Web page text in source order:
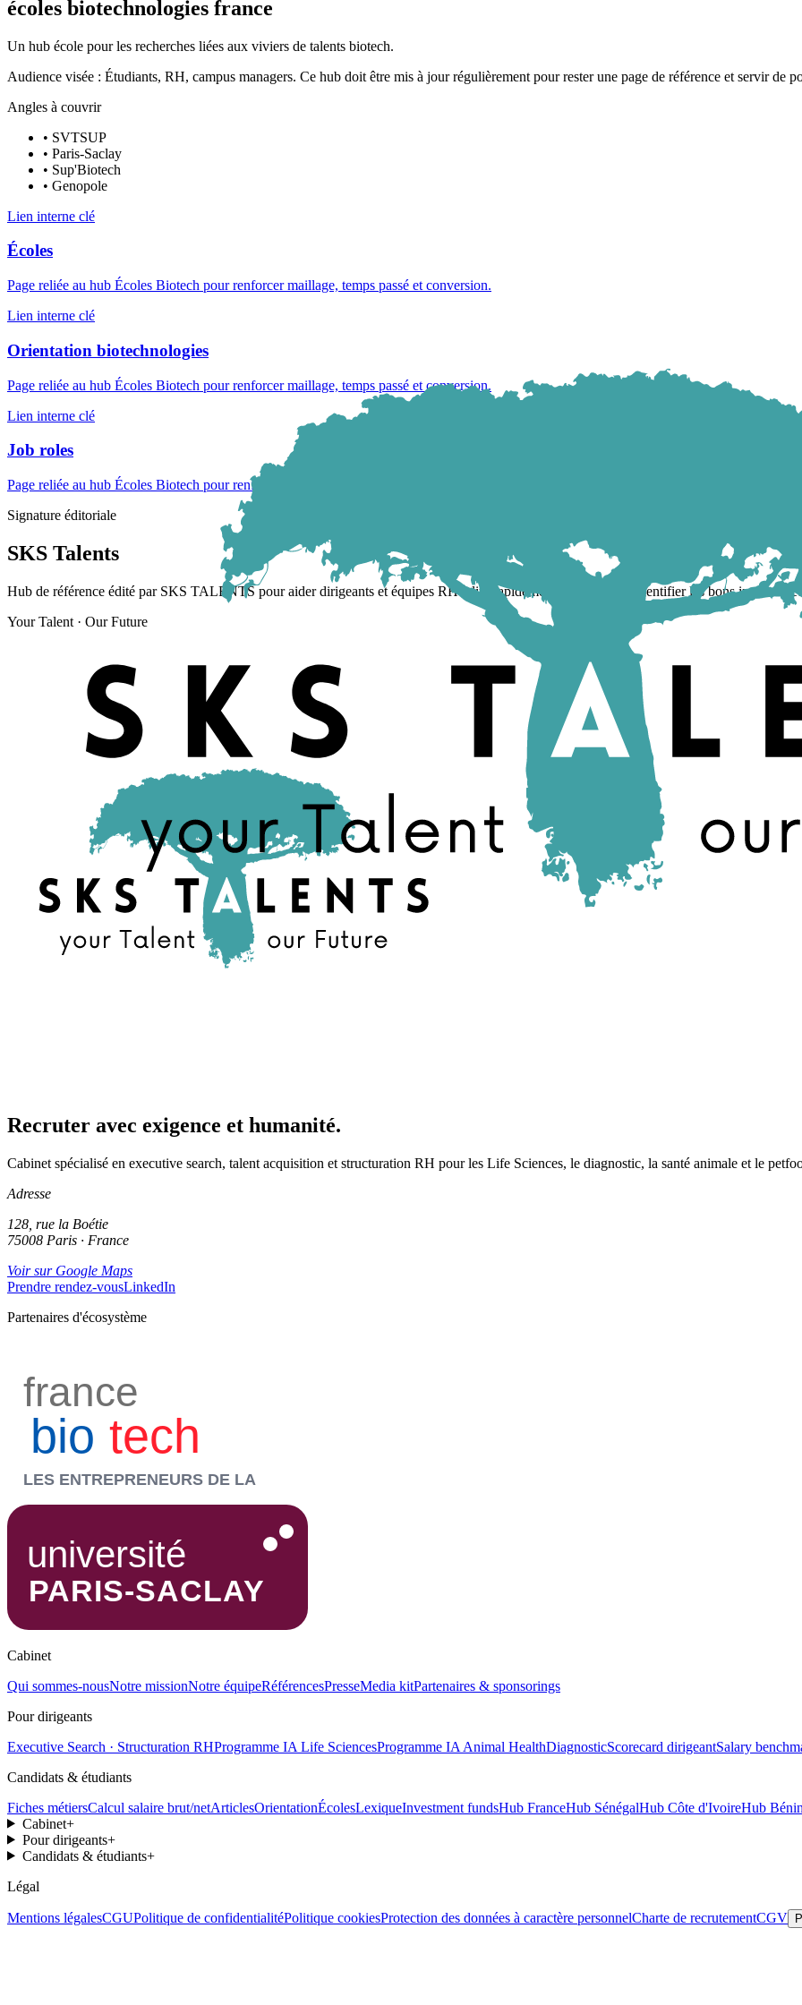
écoles biotechnologies france
Un hub école pour les recherches liées aux viviers de talents biotech.
Audience visée : Étudiants, RH, campus managers. Ce hub doit être mis à jour régulièrement pour rester une page de référence et servir de
Angles à couvrir
• SVTSUP
• Paris-Saclay
• Sup'Biotech
• Genopole
Lien interne clé
Écoles
Page reliée au hub Écoles Biotech pour renforcer maillage, temps passé et conversion.
Lien interne clé
Orientation biotechnologies
Page reliée au hub Écoles Biotech pour renforcer maillage, temps passé et conversion.
Lien interne clé
Job roles
Page reliée au hub Écoles Biotech pour renforcer maillage, temps passé et conversion.
Signature éditoriale
SKS Talents
Hub de référence édité par SKS TALENTS pour aider dirigeants et équipes RH à lire rapidement un marché et identifier les bons
Your Talent · Our Future
Recruter avec exigence et humanité.
Cabinet spécialisé en executive search, talent acquisition et structuration RH pour les Life Sciences, le diagnostic, la santé animale et le
Adresse
128, rue la Boétie
75008 Paris · France
Voir sur Google Maps
Prendre rendez-vousLinkedIn
Partenaires d'écosystème
Cabinet
Qui sommes-nousNotre missionNotre équipeRéférencesPresseMedia kitPartenaires & sponsorings
Pour dirigeants
Executive Search · Structuration RHProgramme IA Life SciencesProgramme IA Animal HealthDiagnosticScorecard dirigeantSalary
Candidats & étudiants
Fiches métiersCalcul salaire brut/netArticlesOrientationÉcolesLexiqueInvestment fundsHub FranceHub SénégalHub Côte d'IvoireHub
Cabinet+
Pour dirigeants+
Candidats & étudiants+
Légal
Mentions légalesCGUPolitique de confidentialitéPolitique cookiesProtection des données à caractère personnelCharte de recrutementCGV